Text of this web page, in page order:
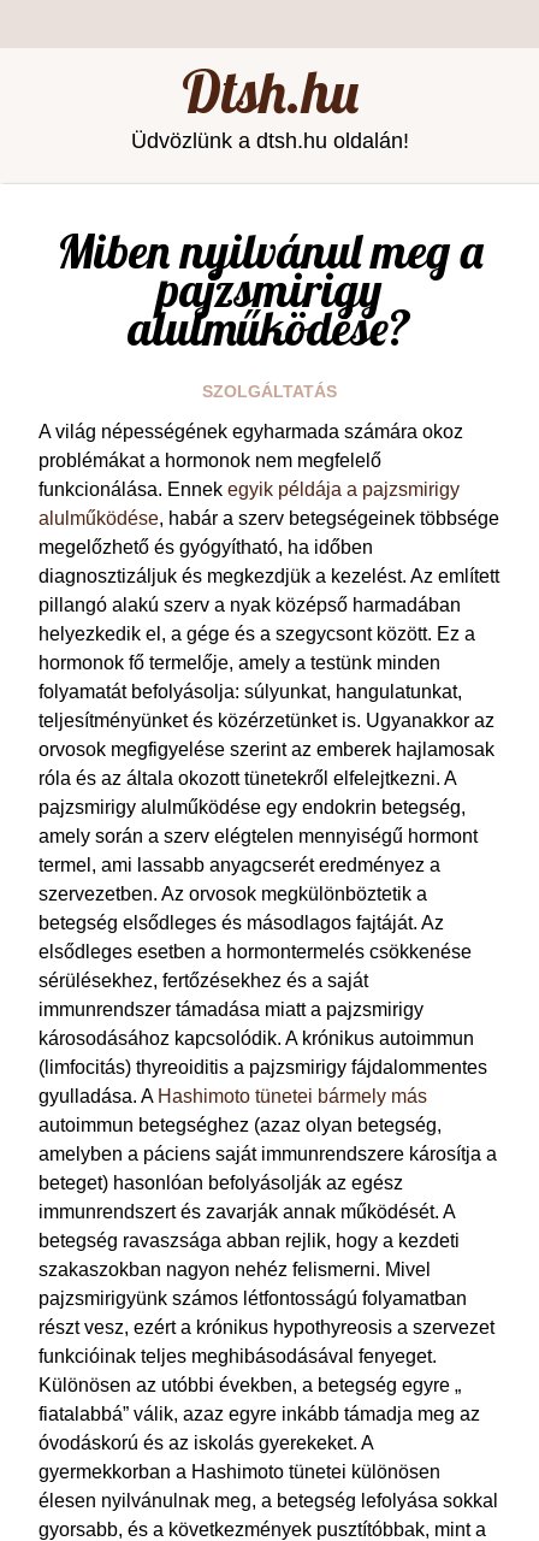
Dtsh.hu
Üdvözlünk a dtsh.hu oldalán!
Miben nyilvánul meg a
pajzsmirigy
alulműködése?
SZOLGÁLTATÁS
A világ népességének egyharmada számára okoz
problémákat a hormonok nem megfelelő
funkcionálása. Ennek egyik példája a pajzsmirigy
alulműködése, habár a szerv betegségeinek többsége
megelőzhető és gyógyítható, ha időben
diagnosztizáljuk és megkezdjük a kezelést. Az említett
pillangó alakú szerv a nyak középső harmadában
helyezkedik el, a gége és a szegycsont között. Ez a
hormonok fő termelője, amely a testünk minden
folyamatát befolyásolja: súlyunkat, hangulatunkat,
teljesítményünket és közérzetünket is. Ugyanakkor az
orvosok megfigyelése szerint az emberek hajlamosak
róla és az általa okozott tünetekről elfelejtkezni. A
pajzsmirigy alulműködése egy endokrin betegség,
amely során a szerv elégtelen mennyiségű hormont
termel, ami lassabb anyagcserét eredményez a
szervezetben. Az orvosok megkülönböztetik a
betegség elsődleges és másodlagos fajtáját. Az
elsődleges esetben a hormontermelés csökkenése
sérülésekhez, fertőzésekhez és a saját
immunrendszer támadása miatt a pajzsmirigy
károsodásához kapcsolódik. A krónikus autoimmun
(limfocitás) thyreoiditis a pajzsmirigy fájdalommentes
gyulladása. A Hashimoto tünetei bármely más
autoimmun betegséghez (azaz olyan betegség,
amelyben a páciens saját immunrendszere károsítja a
beteget) hasonlóan befolyásolják az egész
immunrendszert és zavarják annak működését. A
betegség ravaszsága abban rejlik, hogy a kezdeti
szakaszokban nagyon nehéz felismerni. Mivel
pajzsmirigyünk számos létfontosságú folyamatban
részt vesz, ezért a krónikus hypothyreosis a szervezet
funkcióinak teljes meghibásodásával fenyeget.
Különösen az utóbbi években, a betegség egyre „
fiatalabbá” válik, azaz egyre inkább támadja meg az
óvodáskorú és az iskolás gyerekeket. A
gyermekkorban a Hashimoto tünetei különösen
élesen nyilvánulnak meg, a betegség lefolyása sokkal
gyorsabb, és a következmények pusztítóbbak, mint a